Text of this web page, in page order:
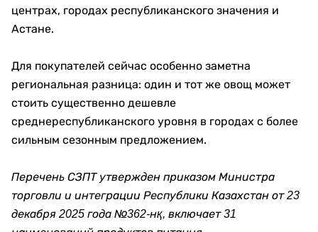
центрах, городах республиканского значения и
Астане.
Для покупателей сейчас особенно заметна
региональная разница: один и тот же овощ может
стоить существенно дешевле
среднереспубликанского уровня в городах с более
сильным сезонным предложением.
Перечень СЗПТ утвержден приказом Министра
торговли и интеграции Республики Казахстан от 23
декабря 2025 года №362-нқ, включает 31